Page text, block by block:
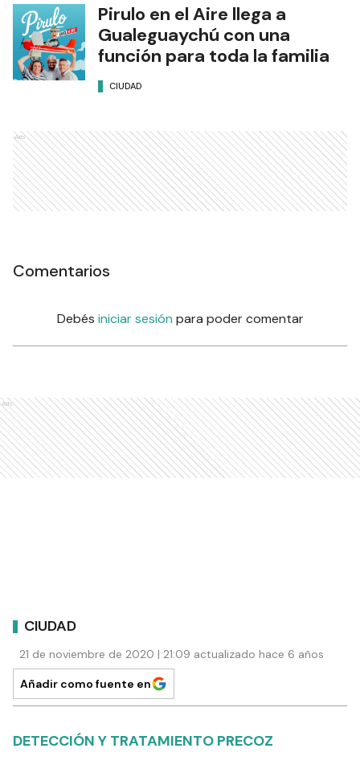
Pirulo en el Aire llega a
Gualeguaychú con una
función para toda la familia
CIUDAD
Ads
Comentarios
Debés iniciar sesión para poder comentar
Ads
CIUDAD
21 de noviembre de 2020 | 21:09 actualizado hace 6 años
Añadir como fuente en
DETECCIÓN Y TRATAMIENTO PRECOZ